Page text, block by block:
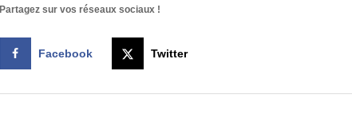
Partagez sur vos réseaux sociaux !
Facebook Twitter